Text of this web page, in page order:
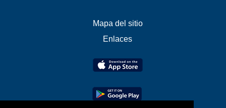
Mapa del sitio
Enlaces